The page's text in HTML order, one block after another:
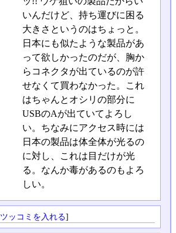
いんだけど、持ち運びに困る
大きさというのはちょっと。
日本にも似たような製品があ
って欲しかったのだが、胸か
らコネクタが出ているのが許
せなくて買わなかった。これ
はちゃんとオシリの部分に
USBのAが出ていてよろし
い。ちなみにアクセス時には
日本の製品は体全体が光るの
に対し、これは目だけが光
る。なんか毒があるのもよろ
しい。
ツッコミを入れる]